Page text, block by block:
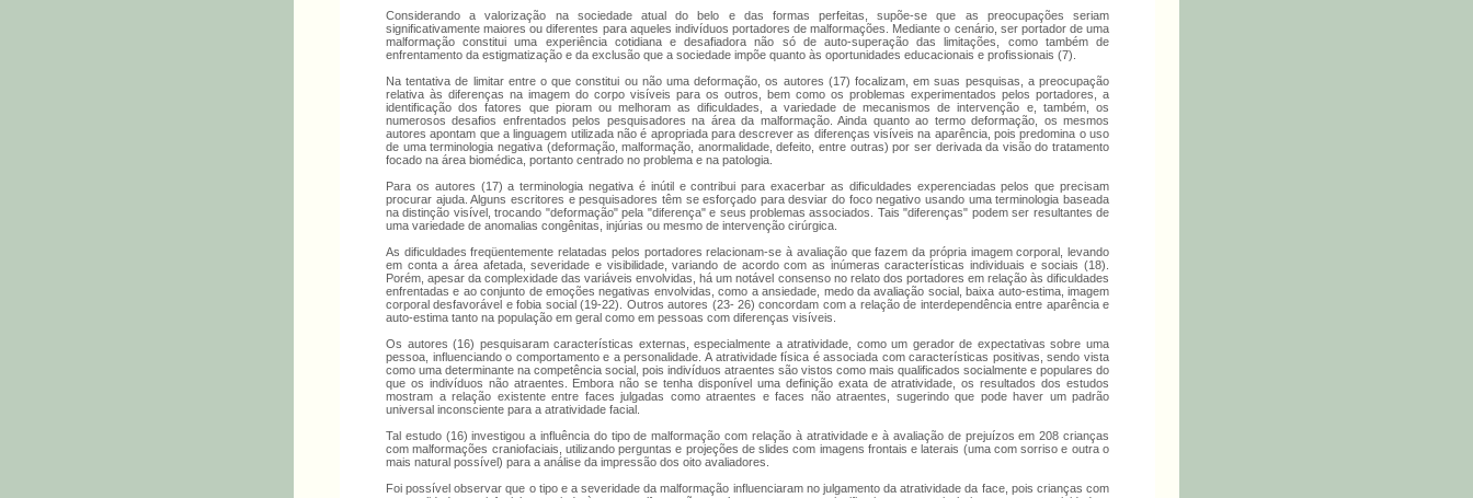
Considerando a valorização na sociedade atual do belo e das formas perfeitas, supõe-se que as preocupações seriam
significativamente maiores ou diferentes para aqueles indivíduos portadores de malformações. Mediante o cenário, ser portador de uma
malformação constitui uma experiência cotidiana e desafiadora não só de auto-superação das limitações, como também de
enfrentamento da estigmatização e da exclusão que a sociedade impõe quanto às oportunidades educacionais e profissionais (7).
Na tentativa de limitar entre o que constitui ou não uma deformação, os autores (17) focalizam, em suas pesquisas, a preocupação
relativa às diferenças na imagem do corpo visíveis para os outros, bem como os problemas experimentados pelos portadores, a
identificação dos fatores que pioram ou melhoram as dificuldades, a variedade de mecanismos de intervenção e, também, os
numerosos desafios enfrentados pelos pesquisadores na área da malformação. Ainda quanto ao termo deformação, os mesmos
autores apontam que a linguagem utilizada não é apropriada para descrever as diferenças visíveis na aparência, pois predomina o uso
de uma terminologia negativa (deformação, malformação, anormalidade, defeito, entre outras) por ser derivada da visão do tratamento
focado na área biomédica, portanto centrado no problema e na patologia.
Para os autores (17) a terminologia negativa é inútil e contribui para exacerbar as dificuldades experenciadas pelos que precisam
procurar ajuda. Alguns escritores e pesquisadores têm se esforçado para desviar do foco negativo usando uma terminologia baseada
na distinção visível, trocando "deformação" pela "diferença" e seus problemas associados. Tais "diferenças" podem ser resultantes de
uma variedade de anomalias congênitas, injúrias ou mesmo de intervenção cirúrgica.
As dificuldades freqüentemente relatadas pelos portadores relacionam-se à avaliação que fazem da própria imagem corporal, levando
em conta a área afetada, severidade e visibilidade, variando de acordo com as inúmeras características individuais e sociais (18).
Porém, apesar da complexidade das variáveis envolvidas, há um notável consenso no relato dos portadores em relação às dificuldades
enfrentadas e ao conjunto de emoções negativas envolvidas, como a ansiedade, medo da avaliação social, baixa auto-estima, imagem
corporal desfavorável e fobia social (19-22). Outros autores (23- 26) concordam com a relação de interdependência entre aparência e
auto-estima tanto na população em geral como em pessoas com diferenças visíveis.
Os autores (16) pesquisaram características externas, especialmente a atratividade, como um gerador de expectativas sobre uma
pessoa, influenciando o comportamento e a personalidade. A atratividade física é associada com características positivas, sendo vista
como uma determinante na competência social, pois indivíduos atraentes são vistos como mais qualificados socialmente e populares do
que os indivíduos não atraentes. Embora não se tenha disponível uma definição exata de atratividade, os resultados dos estudos
mostram a relação existente entre faces julgadas como atraentes e faces não atraentes, sugerindo que pode haver um padrão
universal inconsciente para a atratividade facial.
Tal estudo (16) investigou a influência do tipo de malformação com relação à atratividade e à avaliação de prejuízos em 208 crianças
com malformações craniofaciais, utilizando perguntas e projeções de slides com imagens frontais e laterais (uma com sorriso e outra o
mais natural possível) para a análise da impressão dos oito avaliadores.
Foi possível observar que o tipo e a severidade da malformação influenciaram no julgamento da atratividade da face, pois crianças com